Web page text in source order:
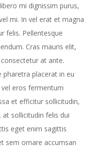
mi dignissim purus,
mi. In vel erat et magna
felis. Pellentesque
Cras mauris elit,
at ante.
placerat in eu
eros fermentum
et efficitur sollicitudin,
sollicitudin felis dui
eget enim sagittis
sem ornare accumsan